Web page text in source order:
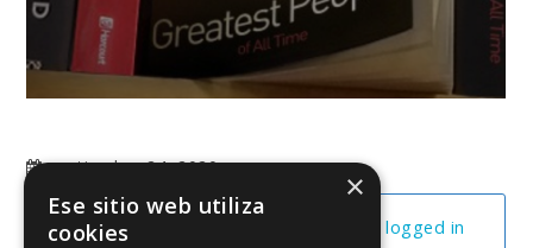
septiembre 24, 2020
You cannot view this unit as you're not logged in
×
Ese sitio web utiliza
cookies